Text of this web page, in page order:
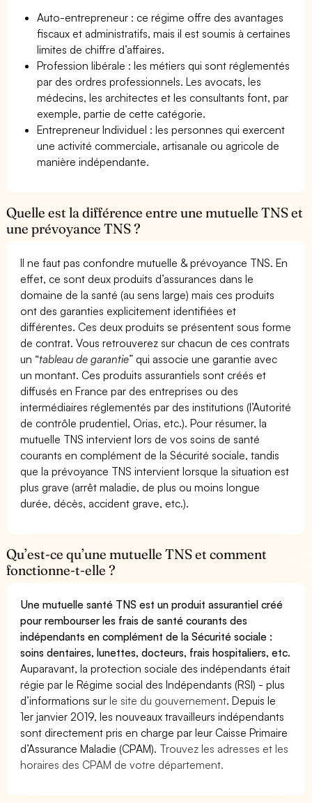
Auto-entrepreneur : ce régime offre des avantages
fiscaux et administratifs, mais il est soumis à certaines
limites de chiffre d’affaires.
Profession libérale : les métiers qui sont réglementés
par des ordres professionnels. Les avocats, les
médecins, les architectes et les consultants font, par
exemple, partie de cette catégorie.
Entrepreneur Individuel : les personnes qui exercent
une activité commerciale, artisanale ou agricole de
manière indépendante.
Quelle est la différence entre une mutuelle TNS et
une prévoyance TNS ?
Il ne faut pas confondre mutuelle & prévoyance TNS. En
effet, ce sont deux produits d’assurances dans le
domaine de la santé (au sens large) mais ces produits
ont des garanties explicitement identifiées et
différentes. Ces deux produits se présentent sous forme
de contrat. Vous retrouverez sur chacun de ces contrats
un “tableau de garantie” qui associe une garantie avec
un montant. Ces produits assurantiels sont créés et
diffusés en France par des entreprises ou des
intermédiaires réglementés par des institutions (l’Autorité
de contrôle prudentiel, Orias, etc.). Pour résumer, la
mutuelle TNS intervient lors de vos soins de santé
courants en complément de la Sécurité sociale, tandis
que la prévoyance TNS intervient lorsque la situation est
plus grave (arrêt maladie, de plus ou moins longue
durée, décès, accident grave, etc.).
Qu’est-ce qu’une mutuelle TNS et comment
fonctionne-t-elle ?
Une mutuelle santé TNS est un produit assurantiel créé
pour rembourser les frais de santé courants des
indépendants en complément de la Sécurité sociale :
soins dentaires, lunettes, docteurs, frais hospitaliers, etc.
Auparavant, la protection sociale des indépendants était
régie par le Régime social des Indépendants (RSI) - plus
d’informations surle site du gouvernement. Depuis le
1er janvier 2019, les nouveaux travailleurs indépendants
sont directement pris en charge par leur Caisse Primaire
d’Assurance Maladie (CPAM). Trouvez les adresses et les
horaires des CPAM de votre département.